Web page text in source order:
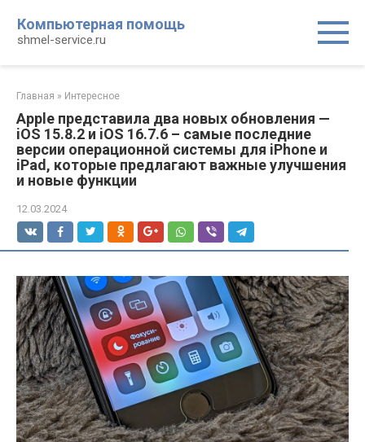
контенту
Компьютерная помощь
shmel-service.ru
Главная » Интересное
Apple представила два новых обновления —
iOS 15.8.2 и iOS 16.7.6 – самые последние
версии операционной системы для iPhone и
iPad, которые предлагают важные улучшения
и новые функции
12.03.2024